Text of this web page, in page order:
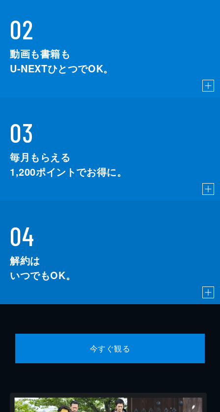
02
動画も書籍も
U-NEXTひとつでOK。
03
毎月もらえる
1,200ポイントでお得に。
04
解約は
いつでもOK。
今すぐ観る